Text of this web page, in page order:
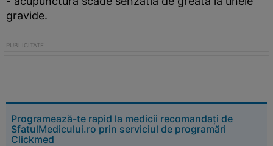
gravide.
Programează-te rapid la medicii recomandați de
SfatulMedicului.ro prin serviciul de programări
Clickmed